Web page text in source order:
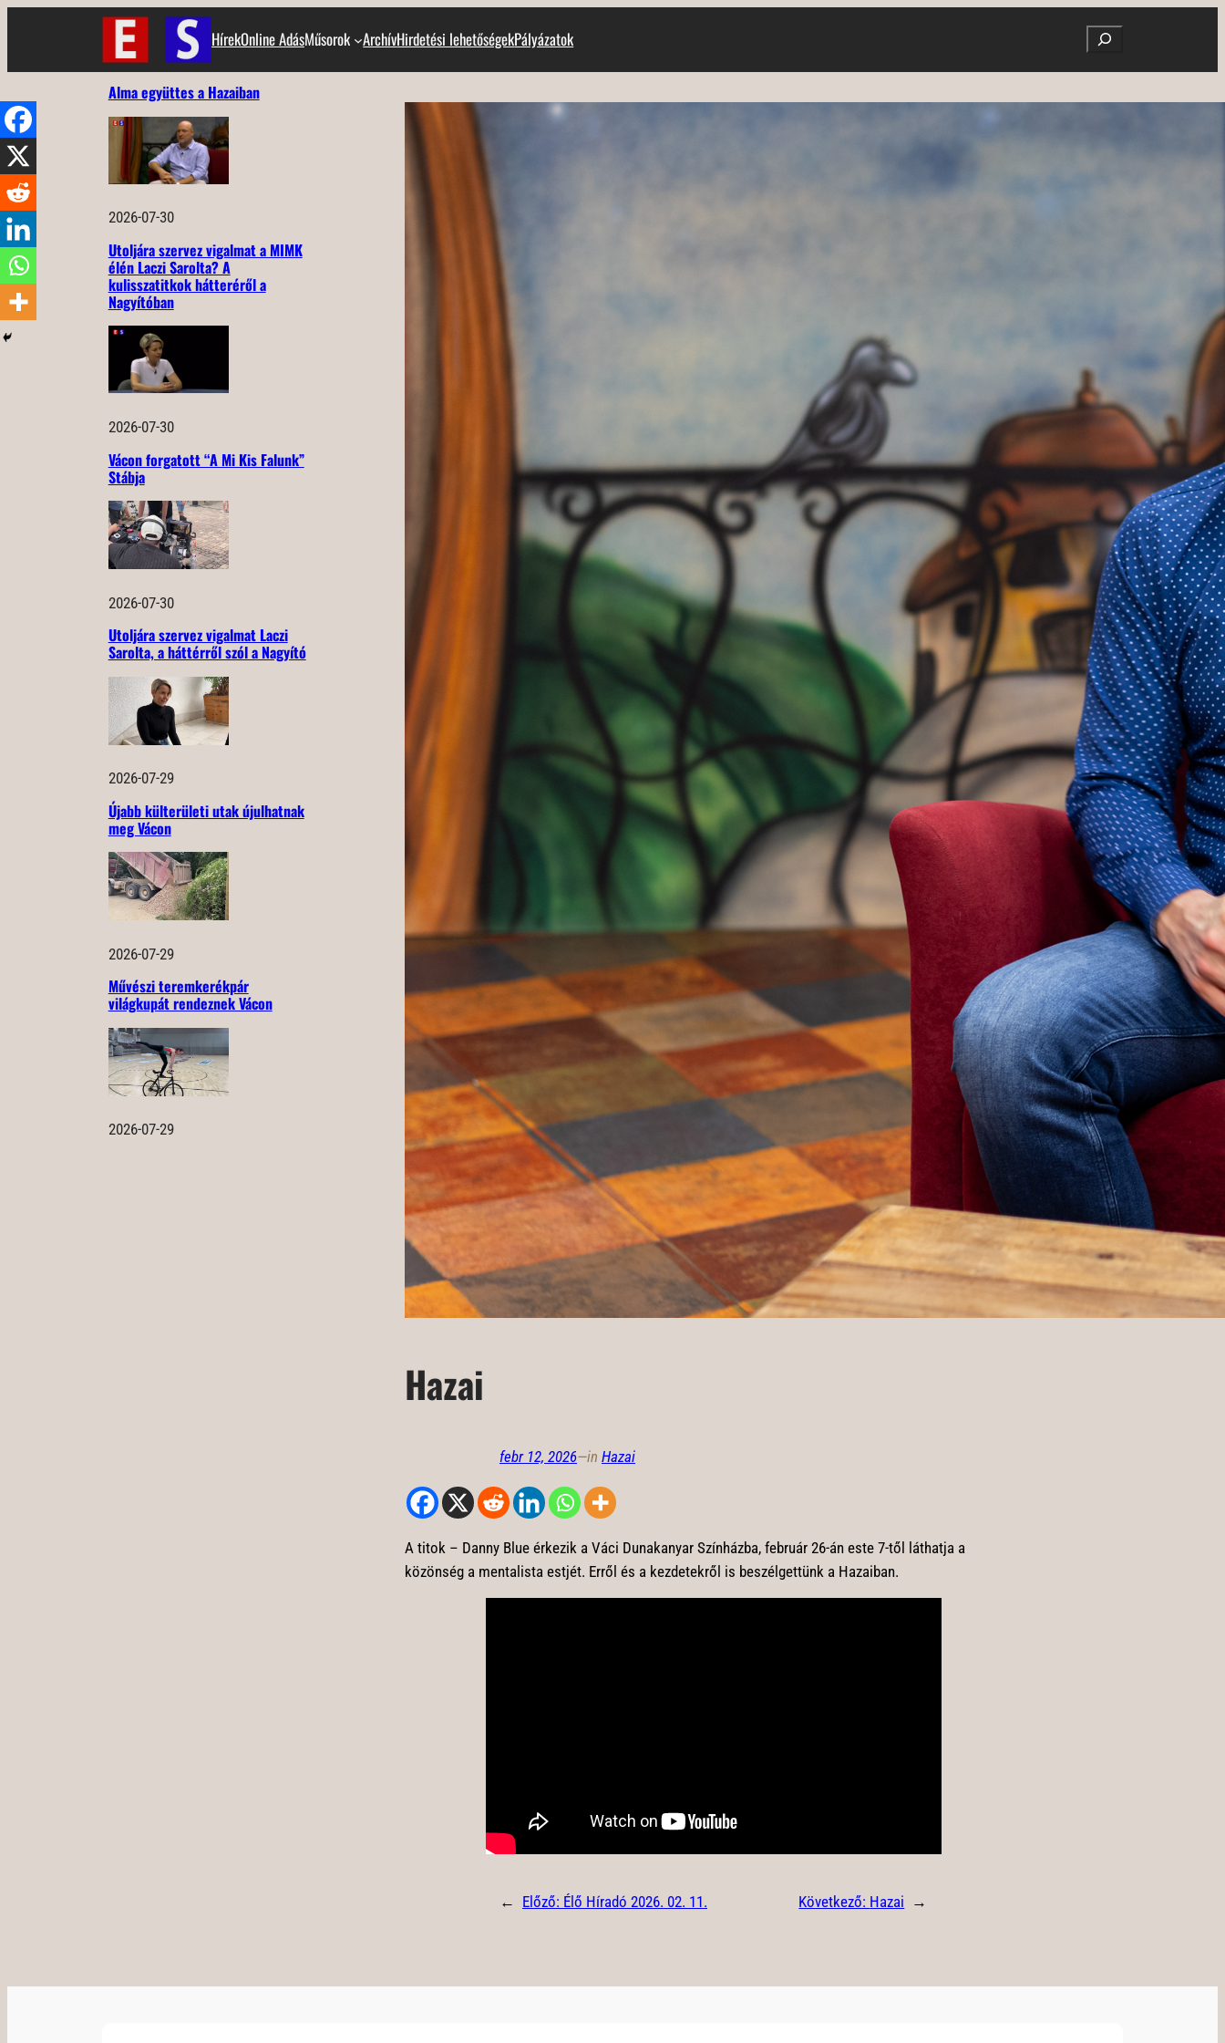
HírekOnline AdásMűsorok ArchívHirdetési lehetőségekPályázatok Search
Alma együttes a Hazaiban
2026-07-30
Utoljára szervez vigalmat a MIMK
élén Laczi Sarolta? A
kulisszatitkok hátteréről a
Nagyítóban
2026-07-30
Vácon forgatott “A Mi Kis Falunk”
Stábja
2026-07-30
Utoljára szervez vigalmat Laczi
Sarolta, a háttérről szól a Nagyító
2026-07-29
Újabb külterületi utak újulhatnak
meg Vácon
2026-07-29
Művészi teremkerékpár
világkupát rendeznek Vácon
2026-07-29
Hazai
febr 12, 2026—in Hazai
A titok – Danny Blue érkezik a Váci Dunakanyar Színházba, február 26-án este 7-től láthatja a
közönség a mentalista estjét. Erről és a kezdetekről is beszélgettünk a Hazaiban.
← Előző: Élő Híradó 2026. 02. 11. Következő: Hazai →